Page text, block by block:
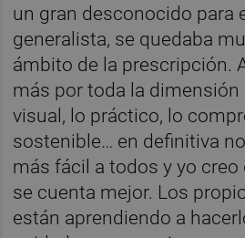
un gran desconocido para
generalista, se quedaba
ámbito de la prescripción.
más por toda la dimensión
visual, lo práctico, lo
sostenible… en definitiva
más fácil a todos y yo creo
se cuenta mejor. Los
están aprendiendo a